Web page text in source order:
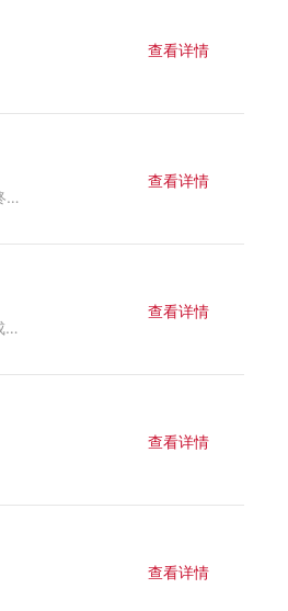
查看详情
作为数码喷印设备制造行业的知名品牌，此次工正聚焦多元化包装印刷需求，重磅推出五大前沿数码印刷解决方案，以技术创新驱动包装印刷价值升级，为终端客户提供软包装、纸板包装、纸盒包装、个性包装在内的核心应用解决方案。
查看详情
热烈祝贺娜姐喷绘成功升级，6.6米无拼接巨幅直出；6色加白，颜色正。产能可达235㎡/h，磁悬浮电机驱动+高精度耐磨导轨 ，高速喷印不跑偏！，单喷成本得双喷效果，20+热门材质全兼容。软膜、灯布、皮革、PET全适配，灯箱、高炮、公交广告全能做！
查看详情
查看详情
查看详情